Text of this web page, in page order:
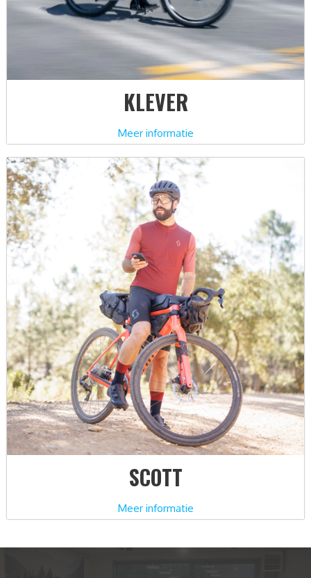
KLEVER
Meer informatie
SCOTT
Meer informatie